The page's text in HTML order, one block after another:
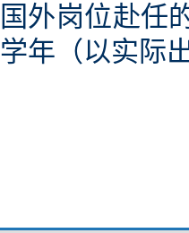
国外岗位赴任
学年（以实际